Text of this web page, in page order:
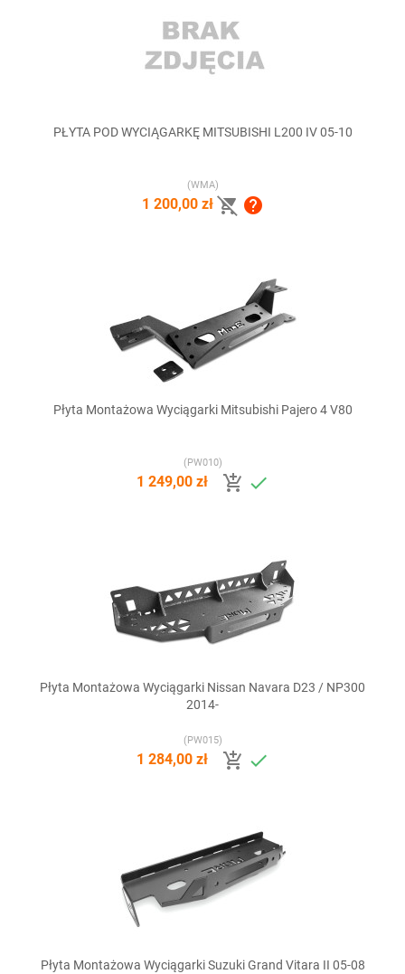
PŁYTA POD WYCIĄGARKĘ MITSUBISHI L200 IV 05-10
(WMA)
1 200,00 zł  
Płyta Montażowa Wyciągarki Mitsubishi Pajero 4 V80
(PW010)
1 249,00 zł  
Płyta Montażowa Wyciągarki Nissan Navara D23 / NP300
2014-
(PW015)
1 284,00 zł  
Płyta Montażowa Wyciągarki Suzuki Grand Vitara II 05-08